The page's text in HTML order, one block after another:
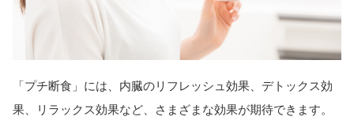
「プチ断食」には、内臓のリフレッシュ効果、デトックス効
果、リラックス効果など、さまざまな効果が期待できます。